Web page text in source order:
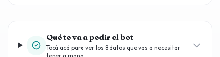
Qué te va a pedir el bot
Tocá acá para ver los 8 datos que vas a necesitar
tener a mano